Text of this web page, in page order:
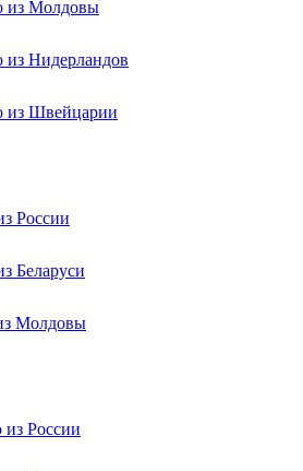
из Молдовы
из Нидерландов
из Швейцарии
России
Беларуси
Молдовы
из России